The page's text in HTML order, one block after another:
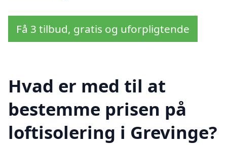
Få 3 tilbud, gratis og uforpligtende
Hvad er med til at
bestemme prisen på
loftisolering i Grevinge?